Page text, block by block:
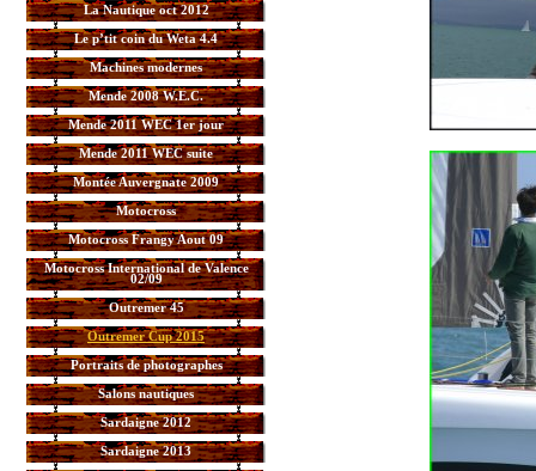
La Nautique oct 2012
Le p’tit coin du Weta 4.4
Machines modernes
Mende 2008 W.E.C.
Mende 2011 WEC 1er jour
Mende 2011 WEC suite
Montée Auvergnate 2009
Motocross
Motocross Frangy Aout 09
Motocross International de Valence
02/09
Outremer 45
Outremer Cup 2015
Portraits de photographes
Salons nautiques
Sardaigne 2012
Sardaigne 2013